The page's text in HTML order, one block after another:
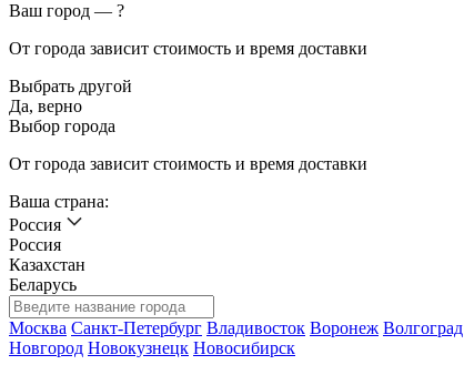
Ваш город — ?
От города зависит стоимость и время доставки
Выбрать другой
Да, верно
Выбор города
От города зависит стоимость и время доставки
Ваша страна:
Россия
Россия
Казахстан
Беларусь
Москва Санкт-Петербург Владивосток Воронеж Волгоград
Новгород Новокузнецк Новосибирск